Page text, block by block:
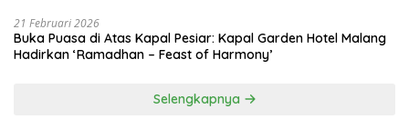
21 Februari 2026
Buka Puasa di Atas Kapal Pesiar: Kapal Garden Hotel Malang
Hadirkan ‘Ramadhan – Feast of Harmony’
Selengkapnya